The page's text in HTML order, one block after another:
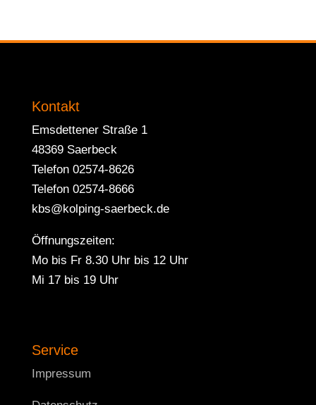
Kontakt
Emsdettener Straße 1
48369 Saerbeck
Telefon 02574-8626
Telefon 02574-8666
kbs@kolping-saerbeck.de
Öffnungszeiten:
Mo bis Fr 8.30 Uhr bis 12 Uhr
Mi 17 bis 19 Uhr
Service
Impressum